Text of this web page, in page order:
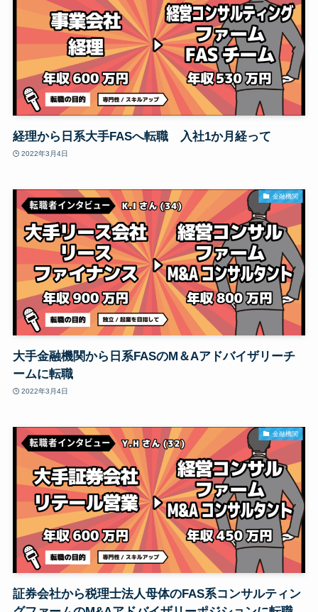
経理から日系大手FASへ転職 入社1か月経って
2022年3月4日
金融機関
大手金融機関から日系FASのM＆Aアドバイザリーチ
ームに転職
2022年3月4日
金融機関
証券会社から税理士法人母体のFAS系コンサルティン